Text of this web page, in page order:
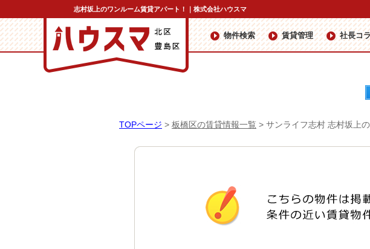
志村坂上のワンルーム賃貸アパート！｜株式会社ハウスマ
物件検索 賃貸管理 社長コ
TOPページ > 板橋区の賃貸情報一覧 > サンライフ志村 志村坂上